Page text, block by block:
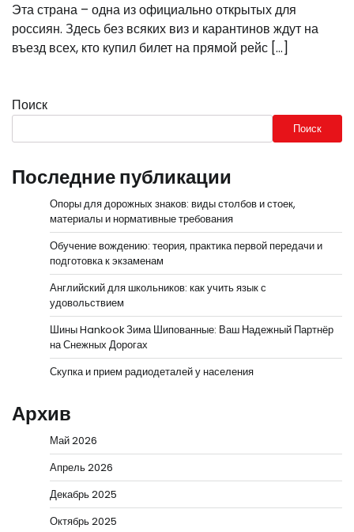
Эта страна – одна из официально открытых для
россиян. Здесь без всяких виз и карантинов ждут на
въезд всех, кто купил билет на прямой рейс […]
Поиск
Поиск
Последние публикации
Опоры для дорожных знаков: виды столбов и стоек,
материалы и нормативные требования
Обучение вождению: теория, практика первой передачи и
подготовка к экзаменам
Английский для школьников: как учить язык с
удовольствием
Шины Hankook Зима Шипованные: Ваш Надежный Партнёр
на Снежных Дорогах
Скупка и прием радиодеталей у населения
Архив
Май 2026
Апрель 2026
Декабрь 2025
Октябрь 2025